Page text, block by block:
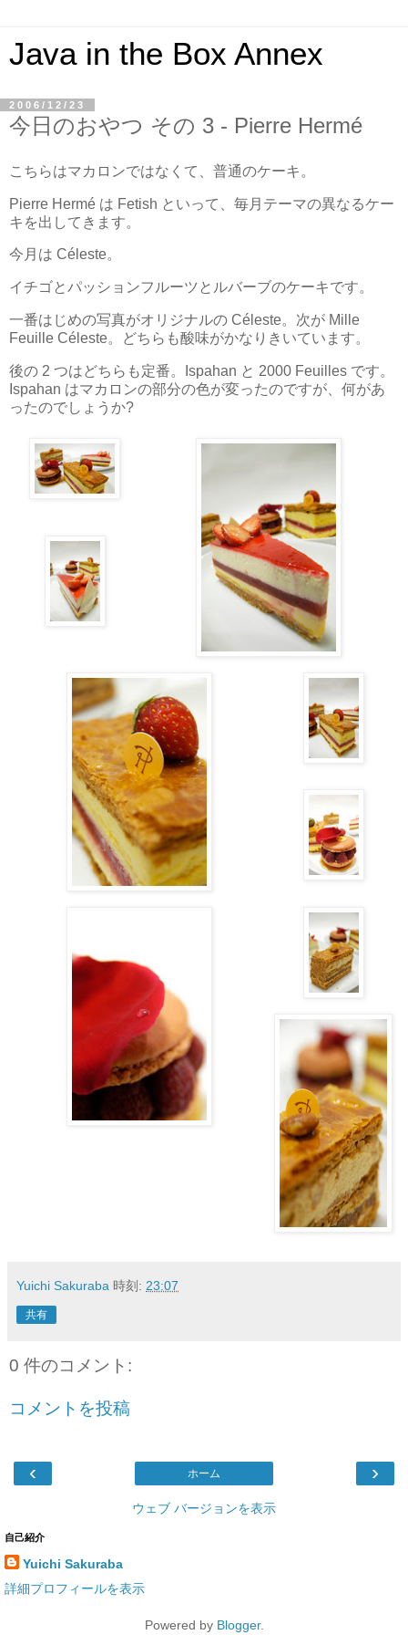
Java in the Box Annex
2006/12/23
今日のおやつ その 3 - Pierre Hermé
こちらはマカロンではなくて、普通のケーキ。
Pierre Hermé は Fetish といって、毎月テーマの異なるケー
キを出してきます。
今月は Céleste。
イチゴとパッションフルーツとルバーブのケーキです。
一番はじめの写真がオリジナルの Céleste。次が Mille
Feuille Céleste。どちらも酸味がかなりきいています。
後の 2 つはどちらも定番。Ispahan と 2000 Feuilles です。
Ispahan はマカロンの部分の色が変ったのですが、何があ
ったのでしょうか?
Yuichi Sakuraba 時刻: 23:07
共有
0 件のコメント:
コメントを投稿
‹ ›
ホーム
ウェブ バージョンを表示
自己紹介
Yuichi Sakuraba
詳細プロフィールを表示
Powered by Blogger.